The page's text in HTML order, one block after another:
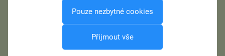
Pouze nezbytné cookies
Přijmout vše
CHCI PROGRAM PAMICA